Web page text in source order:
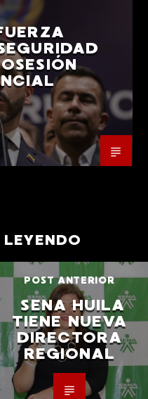
POST ANTERIOR
SENA HUILA
TIENE NUEVA
DIRECTORA
REGIONAL